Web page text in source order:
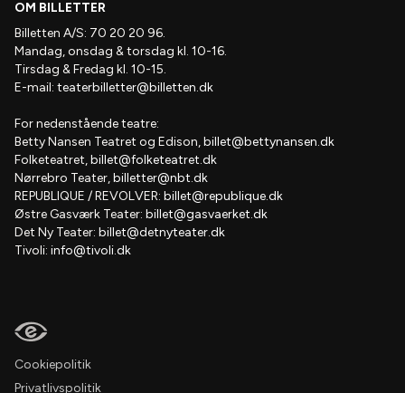
OM BILLETTER
Billetten A/S: 70 20 20 96.
Mandag, onsdag & torsdag kl. 10-16.
Tirsdag & Fredag kl. 10-15.
E-mail: teaterbilletter@billetten.dk
For nedenstående teatre:
Betty Nansen Teatret og Edison,billet@bettynansen.dk
Folketeatret,billet@folketeatret.dk
Nørrebro Teater,billetter@nbt.dk
REPUBLIQUE / REVOLVER: billet@republique.dk
Østre Gasværk Teater: billet@gasvaerket.dk
Det Ny Teater: billet@detnyteater.dk
Tivoli: info@tivoli.dk
Cookiepolitik
Privatlivspolitik